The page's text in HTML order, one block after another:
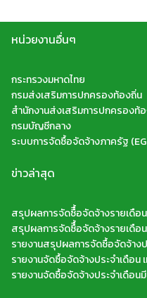
หน่วยงานอื่นๆ
กระทรวงมหาดไทย
กรมส่งเสริมการปกครองท้องถิ่น
สำนักงานส่งเสริมการปกครองท้
กรมบัญชีกลาง
ระบบการจัดซื้อจัดจ้างภาครัฐ
ข่าวล่าสุด
สรุปผลการจัดซืื้อจัดจ้างรายเดือ
สรุปผลการจัดซืื้อจัดจ้างรายเดือ
รายงานสรุปผลการจัดซื้อจัดจ้าง
รายงานจัดซื้อจัดจ้างประจำเดือน
รายงานจัดซื้อจัดจ้างประจำเดือน